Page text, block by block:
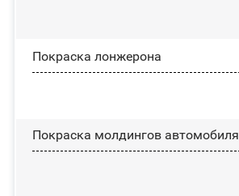
Покраска лонжерона
Покраска молдингов автомобиля